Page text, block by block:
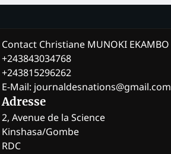
Contact Christiane MUNOKI EKAMBO
+243843034768
+243815296262
E-Mail: journaldesnations@gmail.com
Adresse
2, Avenue de la Science
Kinshasa/Gombe
RDC